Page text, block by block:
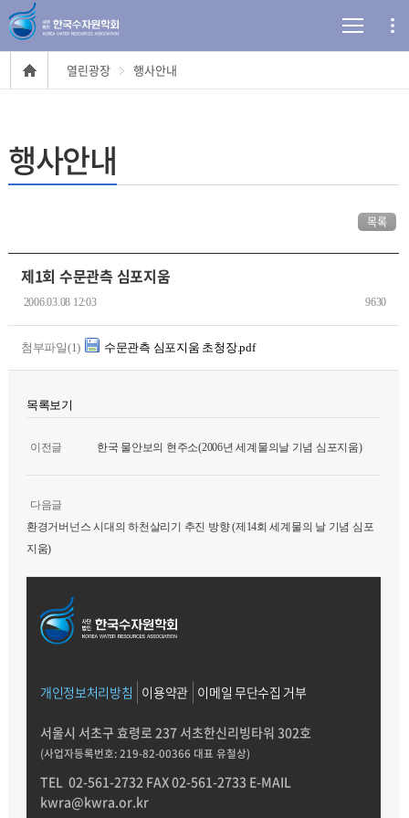
열린광장 행사안내
행사안내
목록
제1회 수문관측 심포지움
2006.03.08 12:03 9630
첨부파일(1) 수문관측 심포지움 초청장.pdf
목록보기
이전글 한국 물안보의 현주소(2006년 세계물의날 기념 심포지움)
다음글
환경거버넌스 시대의 하천살리기 추진 방향 (제14회 세계물의 날 기념 심포
지움)
개인정보처리방침 이용약관 이메일 무단수집 거부
서울시 서초구 효령로 237 서초한신리빙타워 302호
(사업자등록번호: 219-82-00366 대표 유철상)
TEL 02-561-2732 FAX 02-561-2733 E-MAIL
kwra@kwra.or.kr